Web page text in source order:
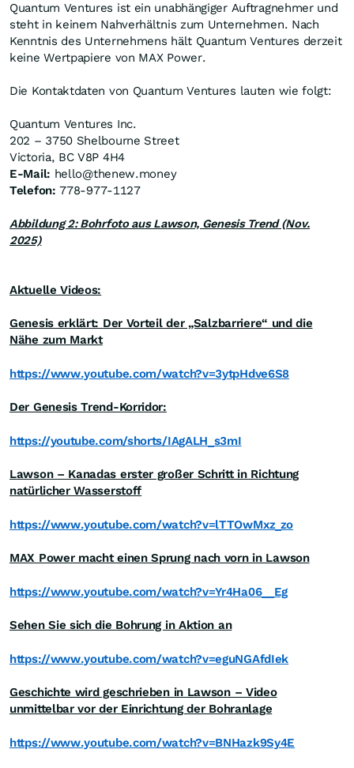
Quantum Ventures ist ein unabhängiger Auftragnehmer und
steht in keinem Nahverhältnis zum Unternehmen. Nach
Kenntnis des Unternehmens hält Quantum Ventures derzeit
keine Wertpapiere von MAX Power.
Die Kontaktdaten von Quantum Ventures lauten wie folgt:
Quantum Ventures Inc.
202 – 3750 Shelbourne Street
Victoria, BC V8P 4H4
E-Mail: hello@thenew.money
Telefon: 778-977-1127
Abbildung 2: Bohrfoto aus Lawson, Genesis Trend (Nov.
2025)
Aktuelle Videos:
Genesis erklärt: Der Vorteil der „Salzbarriere“ und die
Nähe zum Markt
https://www.youtube.com/watch?v=3ytpHdve6S8
Der Genesis Trend-Korridor:
https://youtube.com/shorts/IAgALH_s3mI
Lawson – Kanadas erster großer Schritt in Richtung
natürlicher Wasserstoff
https://www.youtube.com/watch?v=lTTOwMxz_zo
MAX Power macht einen Sprung nach vorn in Lawson
https://www.youtube.com/watch?v=Yr4Ha06__Eg
Sehen Sie sich die Bohrung in Aktion an
https://www.youtube.com/watch?v=eguNGAfdIek
Geschichte wird geschrieben in Lawson – Video
unmittelbar vor der Einrichtung der Bohranlage
https://www.youtube.com/watch?v=BNHazk9Sy4E